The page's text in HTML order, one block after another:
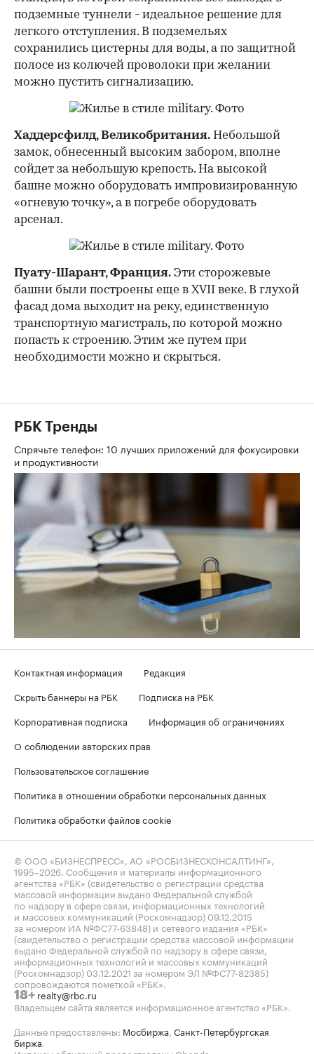
подземные туннели - идеальное решение для
легкого отступления. В подземельях
сохранились цистерны для воды, а по защитной
полосе из колючей проволоки при желании
можно пустить сигнализацию.
Хаддерсфилд, Великобритания. Небольшой
замок, обнесенный высоким забором, вполне
сойдет за небольшую крепость. На высокой
башне можно оборудовать импровизированную
«огневую точку», а в погребе оборудовать
арсенал.
Пуату-Шарант, Франция. Эти сторожевые
башни были построены еще в XVII веке. В глухой
фасад дома выходит на реку, единственную
транспортную магистраль, по которой можно
попасть к строению. Этим же путем при
необходимости можно и скрыться.
РБК Тренды
Спрячьте телефон: 10 лучших приложений для фокусировки
и продуктивности
Контактная информация
Редакция
Скрыть баннеры на РБК
Подписка на РБК
Корпоративная подписка
Информация об ограничениях
О соблюдении авторских прав
Пользовательское соглашение
Политика в отношении обработки персональных данных
Политика обработки файлов cookie
© ООО «БИЗНЕСПРЕСС», АО «РОСБИЗНЕСКОНСАЛТИНГ»,
1995–2026 . Сообщения и материалы информационного
агентства «РБК» (свидетельство о регистрации средства
массовой информации выдано Федеральной службой
по надзору в сфере связи, информационных технологий
и массовых коммуникаций (Роскомнадзор) 09.12.2015
за номером ИА №ФС77-63848) и сетевого издания «РБК»
(свидетельство о регистрации средства массовой информации
выдано Федеральной службой по надзору в сфере связи,
информационных технологий и массовых коммуникаций
(Роскомнадзор) 03.12.2021 за номером ЭЛ №ФС77-82385)
сопровождаются пометкой «РБК».
18+ realty@rbc.ru
Владельцем сайта является информационное агентство «РБК».
Данные предоставлены: Мосбиржа Санкт-Петербургская
биржа